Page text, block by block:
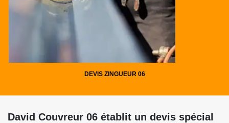
DEVIS ZINGUEUR 06
David Couvreur 06 établit un devis spécial